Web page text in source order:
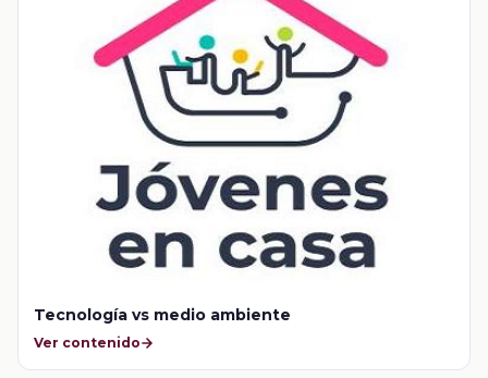
Tecnología vs medio ambiente
Ver contenido